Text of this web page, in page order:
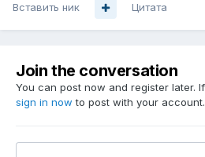
Вставить ник Цитата
Join the conversation
You can post now and register later.
sign in now to post with your account.